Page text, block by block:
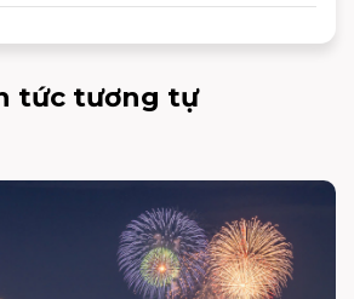
tức tương tự